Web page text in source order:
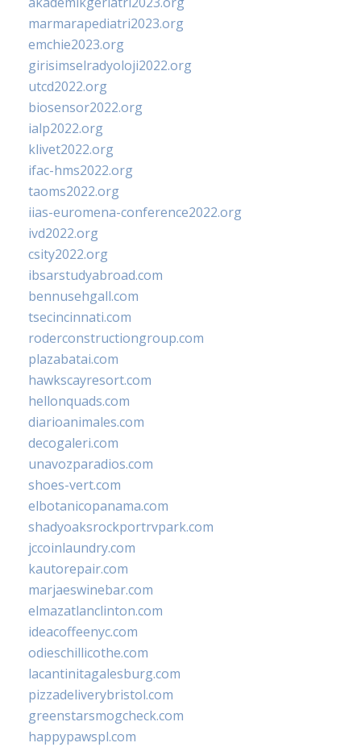
marmarapediatri2023.org
emchie2023.org
girisimselradyoloji2022.org
utcd2022.org
biosensor2022.org
ialp2022.org
klivet2022.org
ifac-hms2022.org
taoms2022.org
iias-euromena-conference2022.org
ivd2022.org
csity2022.org
ibsarstudyabroad.com
bennusehgall.com
tsecincinnati.com
roderconstructiongroup.com
plazabatai.com
hawkscayresort.com
hellonquads.com
diarioanimales.com
decogaleri.com
unavozparadios.com
shoes-vert.com
elbotanicopanama.com
shadyoaksrockportrvpark.com
jccoinlaundry.com
kautorepair.com
marjaeswinebar.com
elmazatlanclinton.com
ideacoffeenyc.com
odieschillicothe.com
lacantinitagalesburg.com
pizzadeliverybristol.com
greenstarsmogcheck.com
happypawspl.com